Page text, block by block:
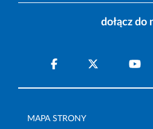
dołącz do
MAPA STRONY